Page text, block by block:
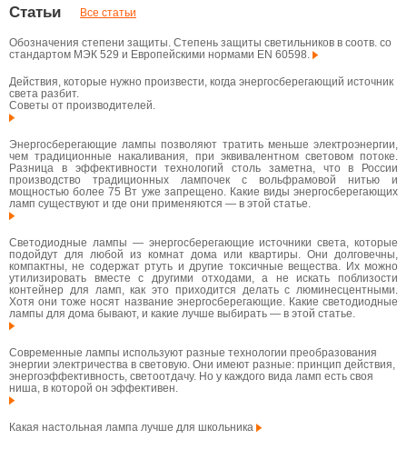
Статьи Все статьи
Обозначения степени защиты. Степень защиты светильников в соотв. со
стандартом МЭК 529 и Европейскими нормами EN 60598.
Действия, которые нужно произвести, когда энергосберегающий источник
света разбит.
Советы от производителей.
Энергосберегающие лампы позволяют тратить меньше электроэнергии,
чем традиционные накаливания, при эквивалентном световом потоке.
Разница в эффективности технологий столь заметна, что в России
производство традиционных лампочек с вольфрамовой нитью и
мощностью более 75 Вт уже запрещено. Какие виды энергосберегающих
ламп существуют и где они применяются — в этой статье.
Светодиодные лампы — энергосберегающие источники света, которые
подойдут для любой из комнат дома или квартиры. Они долговечны,
компактны, не содержат ртуть и другие токсичные вещества. Их можно
утилизировать вместе с другими отходами, а не искать поблизости
контейнер для ламп, как это приходится делать с люминесцентными.
Хотя они тоже носят название энергосберегающие. Какие светодиодные
лампы для дома бывают, и какие лучше выбирать — в этой статье.
Современные лампы используют разные технологии преобразования
энергии электричества в световую. Они имеют разные: принцип действия,
энергоэффективность, светоотдачу. Но у каждого вида ламп есть своя
ниша, в которой он эффективен.
Какая настольная лампа лучше для школьника